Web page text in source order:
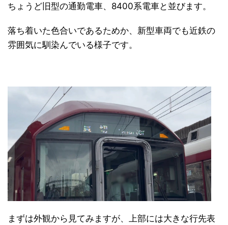
ちょうど旧型の通勤電車、8400系電車と並びます。
落ち着いた色合いであるためか、新型車両でも近鉄の
雰囲気に馴染んでいる様子です。
まずは外観から見てみますが、上部には大きな行先表